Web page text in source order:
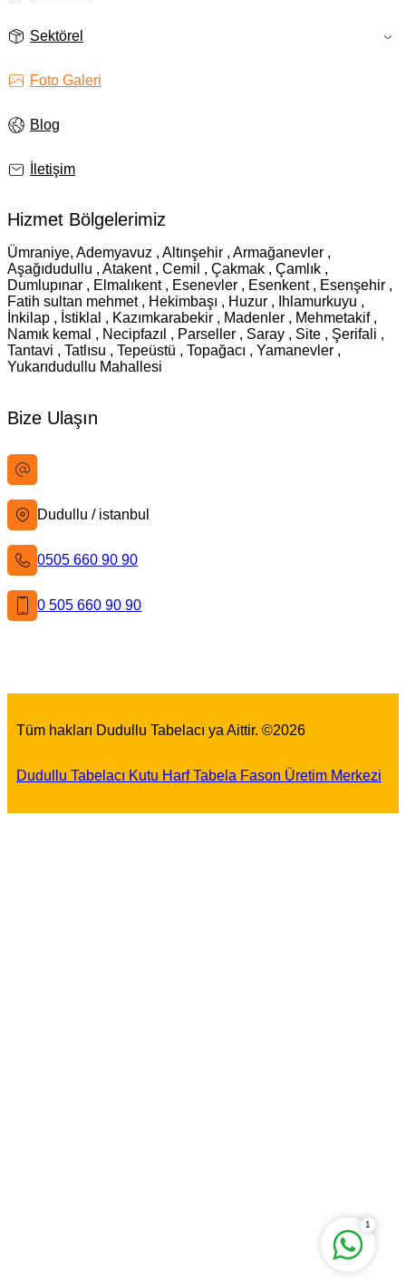
Sektörel
Foto Galeri
Blog
İletişim
Hizmet Bölgelerimiz
Ümraniye, Ademyavuz , Altınşehir , Armağanevler ,
Aşağıdudullu , Atakent , Cemil , Çakmak , Çamlık ,
Dumlupınar , Elmalıkent , Esenevler , Esenkent , Esenşehir ,
Fatih sultan mehmet , Hekimbaşı , Huzur , Ihlamurkuyu ,
İnkilap , İstiklal , Kazımkarabekir , Madenler , Mehmetakif ,
Namık kemal , Necipfazıl , Parseller , Saray , Site , Şerifali ,
Tantavi , Tatlısu , Tepeüstü , Topağacı , Yamanevler ,
Yukarıdudullu Mahallesi
Bize Ulaşın
Dudullu / istanbul
0505 660 90 90
0 505 660 90 90
Tüm hakları Dudullu Tabelacı ya Aittir. ©2026
Dudullu Tabelacı Kutu Harf Tabela Fason Üretim Merkezi
1